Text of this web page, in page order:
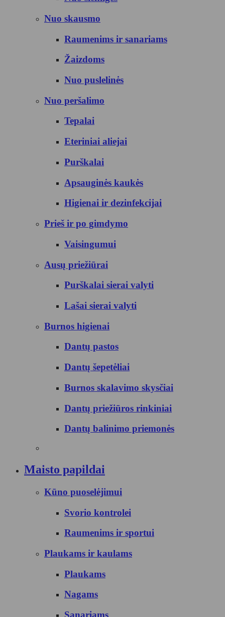
Nuo skausmo
Raumenims ir sanariams
Žaizdoms
Nuo puslelinės
Nuo peršalimo
Tepalai
Eteriniai aliejai
Purškalai
Apsauginės kaukės
Higienai ir dezinfekcijai
Prieš ir po gimdymo
Vaisingumui
Ausų priežiūrai
Purškalai sierai valyti
Lašai sierai valyti
Burnos higienai
Dantų pastos
Dantų šepetėliai
Burnos skalavimo skysčiai
Dantų priežiūros rinkiniai
Dantų balinimo priemonės
Maisto papildai
Kūno puoselėjimui
Svorio kontrolei
Raumenims ir sportui
Plaukams ir kaulams
Plaukams
Nagams
Sanariams